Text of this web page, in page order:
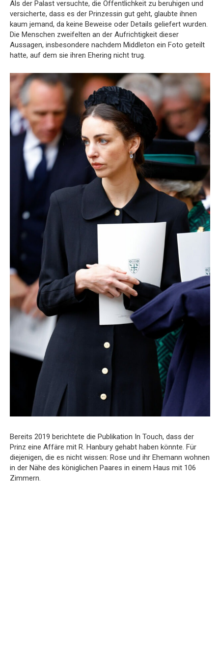
Als der Palast versuchte, die Öffentlichkeit zu beruhigen und
versicherte, dass es der Prinzessin gut geht, glaubte ihnen
kaum jemand, da keine Beweise oder Details geliefert wurden.
Die Menschen zweifelten an der Aufrichtigkeit dieser
Aussagen, insbesondere nachdem Middleton ein Foto geteilt
hatte, auf dem sie ihren Ehering nicht trug.
Bereits 2019 berichtete die Publikation In Touch, dass der
Prinz eine Affäre mit R. Hanbury gehabt haben könnte. Für
diejenigen, die es nicht wissen: Rose und ihr Ehemann wohnen
in der Nähe des königlichen Paares in einem Haus mit 106
Zimmern.